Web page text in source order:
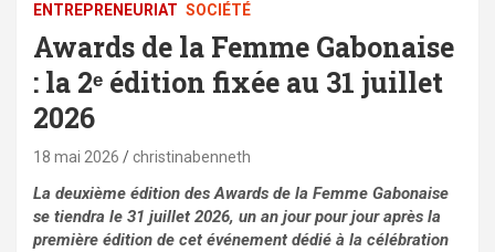
ENTREPRENEURIAT SOCIÉTÉ
Awards de la Femme Gabonaise
: la 2ᵉ édition fixée au 31 juillet
2026
18 mai 2026 christinabenneth
La deuxième édition des Awards de la Femme Gabonaise
se tiendra le 31 juillet 2026, un an jour pour jour après la
première édition de cet événement dédié à la célébration